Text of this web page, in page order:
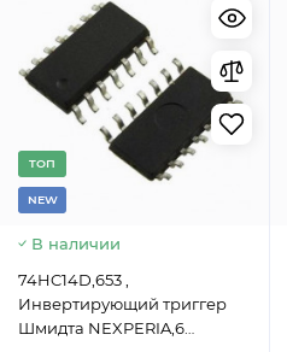
TОП
NEW
В наличии
74HC14D,653 ,
Инвертирующий триггер
Шмидта NEXPERIA,6